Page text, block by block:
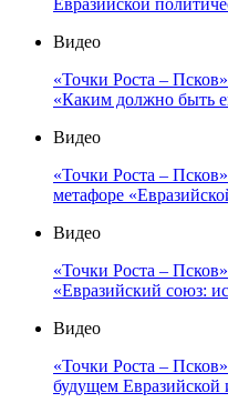
Евразийской
Видео
«Точки Роста –
«Каким должно быть
Видео
«Точки Роста –
метафоре
Видео
«Точки Роста –
«Евразийский союз:
Видео
«Точки Роста –
будущем Евразийской